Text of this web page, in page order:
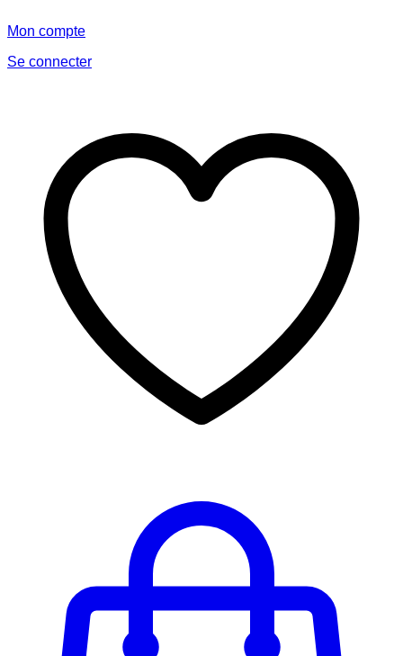
Mon compte
Se connecter